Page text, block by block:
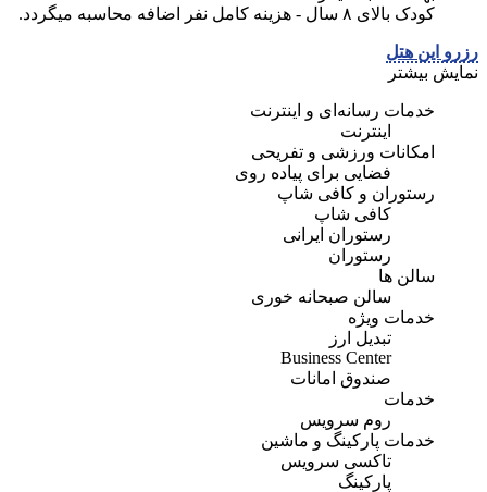
کودک بالای ۸ سال - هزینه کامل نفر اضافه محاسبه میگردد.
رزرو این هتل
نمایش بیشتر
خدمات رسانه‌ای و اینترنت
اینترنت
امکانات ورزشی و تفریحی
فضایی برای پیاده روی
رستوران و کافی شاپ
کافی شاپ
رستوران ایرانی
رستوران
سالن ها
سالن صبحانه خوری
خدمات ویژه
تبديل ارز
Business Center
صندوق امانات
خدمات
روم سرویس
خدمات پارکینگ و ماشین
تاکسی سرویس
پارکینگ